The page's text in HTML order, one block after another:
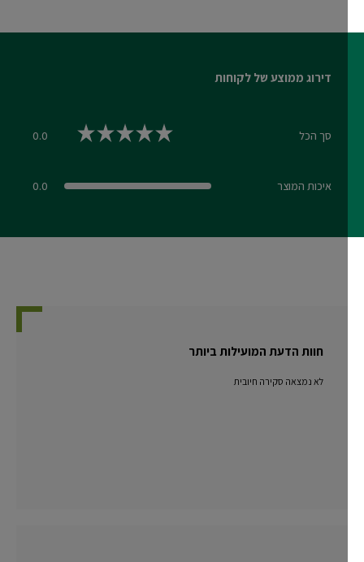
דירוג ממוצע של לקוחות
סך הכל
איכות המוצר
חוות הדעת המועילות ביותר
לא נמצאה סקירה חיובית